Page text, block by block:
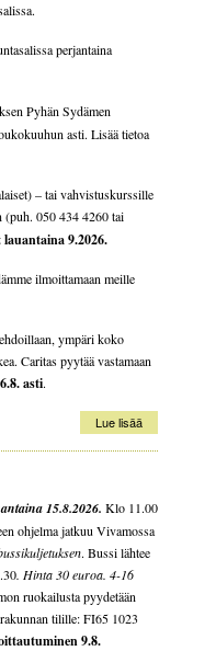
perjantaina
Pyhän Sydämen
asti. Lisää tietoa
– tai vahvistuskurssille
(puh. 050 434 4260 tai
lauantaina9.2026.
ilmoittamaan meille
ympäri koko
Caritas pyytää vastamaan
asti.
Lue lisää
15.8.2026. Klo 11.00
ohjelma jatkuu Vivamossa
. Bussi lähtee
. Hinta 30 euroa. 4-16
ruokailusta pyydetään
tilille: FI65 1023
9.8.